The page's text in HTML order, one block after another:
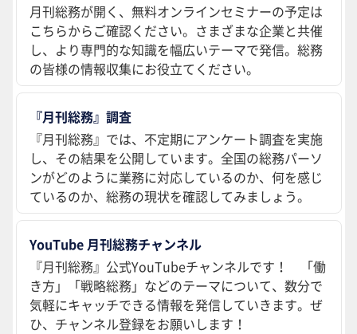
月刊総務が開く、無料オンラインセミナーの予定は
こちらからご確認ください。さまざまな企業と共催
し、より専門的な知識を幅広いテーマで発信。総務
の皆様の情報収集にお役立てください。
『月刊総務』調査
『月刊総務』では、不定期にアンケート調査を実施
し、その結果を公開しています。全国の総務パーソ
ンがどのように業務に対応しているのか、何を感じ
ているのか、総務の現状を確認してみましょう。
YouTube 月刊総務チャンネル
『月刊総務』公式YouTubeチャンネルです！ 「働
き方」「戦略総務」などのテーマについて、数分で
気軽にキャッチできる情報を発信していきます。ぜ
ひ、チャンネル登録をお願いします！